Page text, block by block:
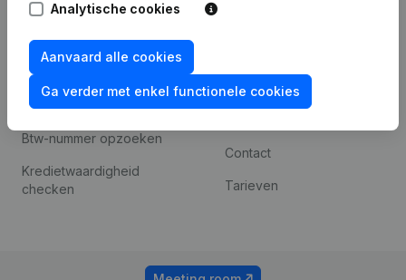
Analytische cookies
Aanvaard alle cookies
Ga verder met enkel functionele cookies
Compliance &
fraudepreventie
Jaarrekening raadplegen
Btw-nummer opzoeken
Kredietwaardigheid
checken
Integraties op maat
Contact
Tarieven